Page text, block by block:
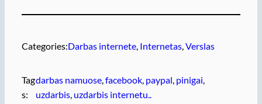
Categories:Darbas internete, Internetas, Verslas
Tag
s:
darbas namuose, facebook, paypal, pinigai
uzdarbis, uzdarbis internetu..